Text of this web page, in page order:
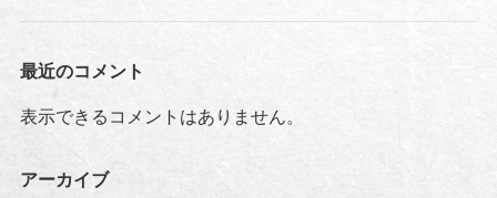
最近のコメント
表示できるコメントはありません。
アーカイブ